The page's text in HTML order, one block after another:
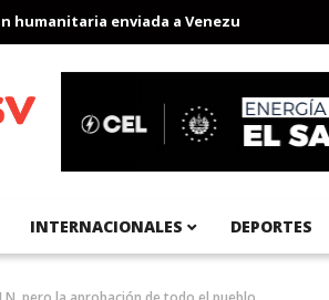
enviada a Venezuela
INTERNACIONALES DEPORTES